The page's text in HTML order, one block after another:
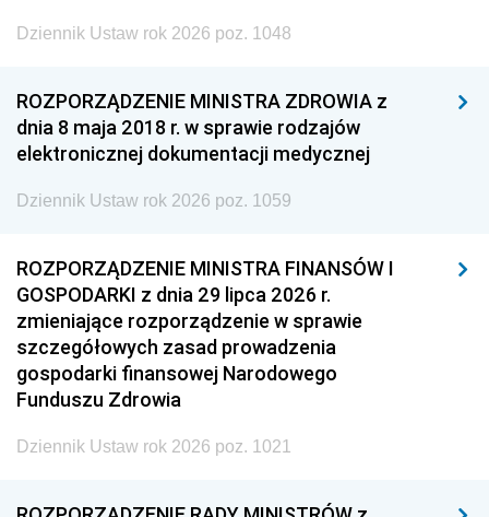
Dziennik Ustaw rok 2026 poz. 1048
ROZPORZĄDZENIE MINISTRA ZDROWIA z
dnia 8 maja 2018 r. w sprawie rodzajów
elektronicznej dokumentacji medycznej
Dziennik Ustaw rok 2026 poz. 1059
ROZPORZĄDZENIE MINISTRA FINANSÓW I
GOSPODARKI z dnia 29 lipca 2026 r.
zmieniające rozporządzenie w sprawie
szczegółowych zasad prowadzenia
gospodarki finansowej Narodowego
Funduszu Zdrowia
Dziennik Ustaw rok 2026 poz. 1021